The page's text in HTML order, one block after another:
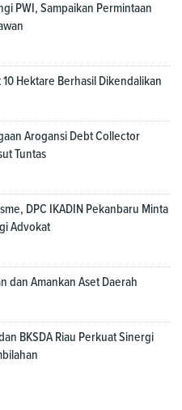
PWI, Sampaikan Permintaan
Hektare Berhasil Dikendalikan
Arogansi Debt Collector
Tuntas
DPC IKADIN Pekanbaru Minta
Advokat
dan Amankan Aset Daerah
BKSDA Riau Perkuat Sinergi